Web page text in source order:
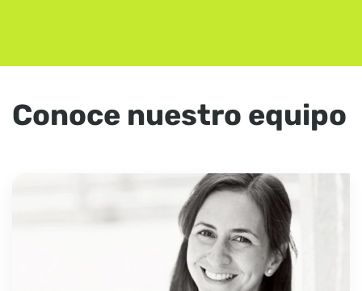
Conoce nuestro equipo